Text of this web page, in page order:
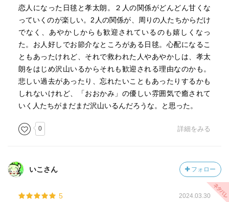
恋人になった日毬と孝太朗。２人の関係がどんどん甘くな
っていくのが楽しい。2人の関係が、周りの人たちからだけ
でなく、あやかしからも歓迎されているのも嬉しくなっ
た。お人好しでお節介なところがある日毬。心配になるこ
ともあったけれど、それで救われた人やあやかしは、孝太
朗をはじめ沢山いるからそれも歓迎される理由なのかも。
悲しい過去があったり、忘れたいこともあったりするかも
しれないけれど、「おおかみ」の優しい雰囲気で癒されて
いく人たちがまだまだ沢山いるんだろうな。と思った。
0 詳細をみる
いこさん フォロー
5 2024.03.30